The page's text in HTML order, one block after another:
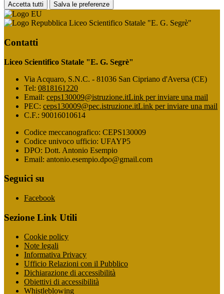
Accetta tutti Salva le preferenze
Liceo Scientifico Statale "E. G. Segrè"
Contatti
Liceo Scientifico Statale "E. G. Segrè"
Via Acquaro, S.N.C. - 81036 San Cipriano d'Aversa (CE)
Tel: 0818161220
Email: ceps130009@istruzione.itLink per inviare una mail
PEC: ceps130009@pec.istruzione.itLink per inviare una mail
C.F.: 90016010614
Codice meccanografico: CEPS130009
Codice univoco ufficio: UFAYP5
DPO: Dott. Antonio Esempio
Email: antonio.esempio.dpo@gmail.com
Seguici su
Facebook
Sezione Link Utili
Cookie policy
Note legali
Informativa Privacy
Ufficio Relazioni con il Pubblico
Dichiarazione di accessibilità
Obiettivi di accessibilità
Whistleblowing